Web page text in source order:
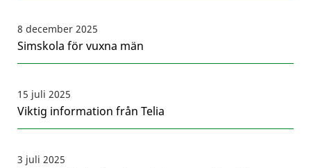
8 december 2025
Simskola för vuxna män
15 juli 2025
Viktig information från Telia
3 juli 2025